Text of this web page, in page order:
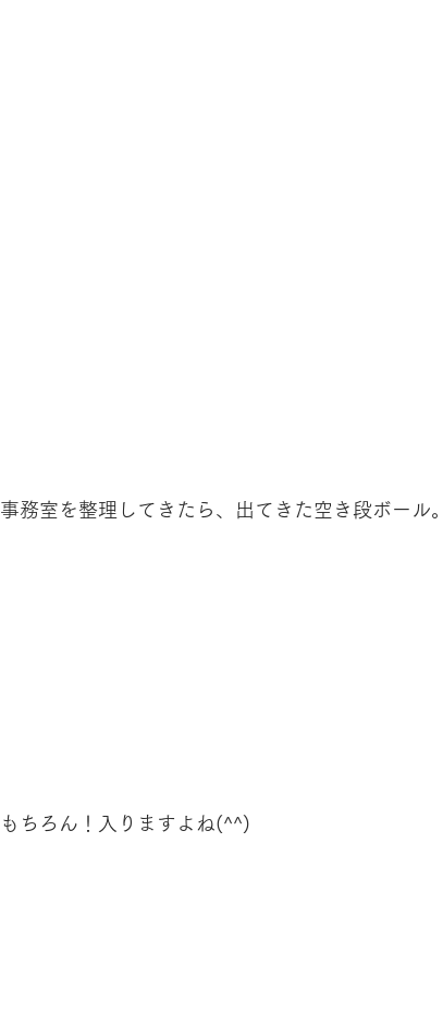
事務室を整理してきたら、出てきた空き段ボール。
もちろん！入りますよね(^^)